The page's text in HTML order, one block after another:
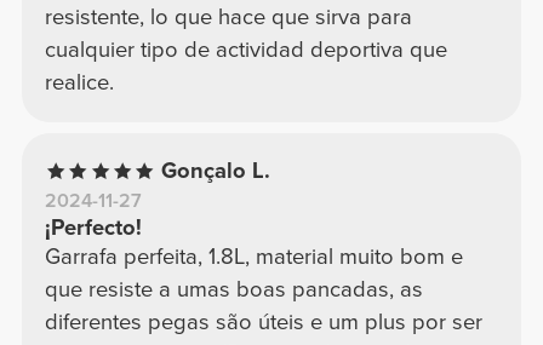
resistente, lo que hace que sirva para
cualquier tipo de actividad deportiva que
realice.
Gonçalo L.
2024-11-27
¡Perfecto!
Garrafa perfeita, 1.8L, material muito bom e
que resiste a umas boas pancadas, as
diferentes pegas são úteis e um plus por ser